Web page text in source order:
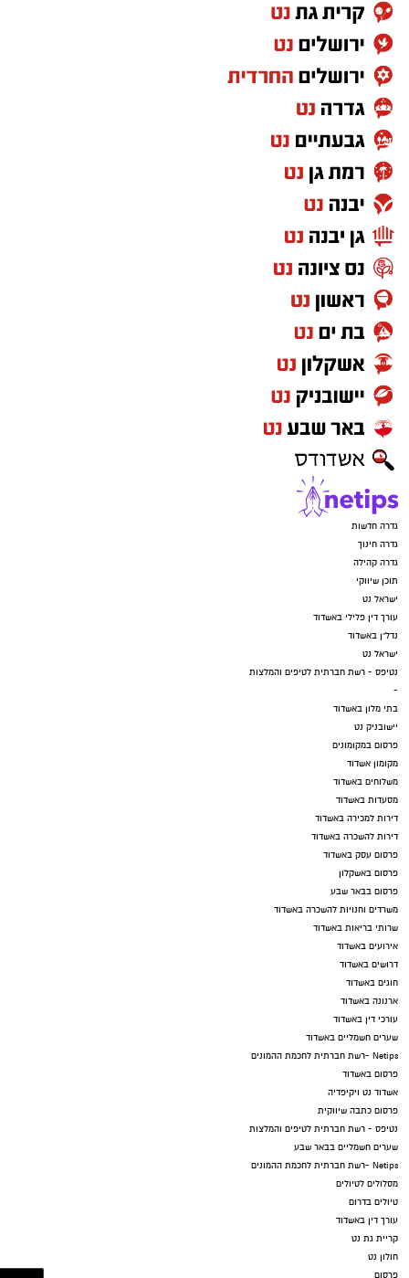
גדרה חדשות
גדרה חינוך
גדרה קהילה
תוכן שיווקי
ישראל נט
עורך דין פלילי באשדוד
נדל"ן באשדוד
ישראל נט
נטיפס - רשת חברתית לטיפים והמלצות
-
בתי מלון באשדוד
יישובניק נט
פרסום במקומונים
מקומון אשדוד
משלוחים באשדוד
מסעדות באשדוד
דירות למכירה באשדוד
דירות להשכרה באשדוד
פרסום עסק באשדוד
פרסום באשקלון
פרסום בבאר שבע
משרדים וחנויות להשכרה באשדוד
שרותי בריאות באשדוד
אירועים באשדוד
דרושים באשדוד
חוגים באשדוד
ארנונה באשדוד
עורכי דין באשדוד
שערים חשמליים באשדוד
Netips -רשת חברתית לחכמת ההמונים
פרסום באשדוד
אשדוד נט ויקיפדיה
פרסום כתבה שיווקית
נטיפס - רשת חברתית לטיפים והמלצות
שערים חשמליים בבאר שבע
Netips -רשת חברתית לחכמת ההמונים
מסלולים לטיולים
טיולים בדרום
עורך דין באשדוד
קריית גת נט
חולון נט
פרסום